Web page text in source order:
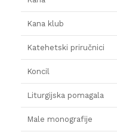
Kana klub
Katehetski priručnici
Koncil
Liturgijska pomagala
Male monografije